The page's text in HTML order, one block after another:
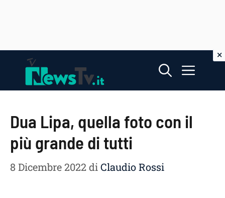
contenuto
Menu
Dua Lipa, quella foto con il
più grande di tutti
8 Dicembre 2022diClaudio Rossi